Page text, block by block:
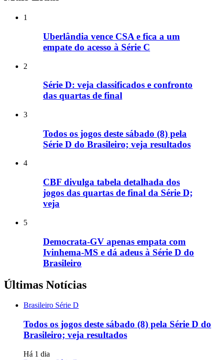
1
Uberlândia vence CSA e fica a um
empate do acesso à Série C
2
Série D: veja classificados e confronto
das quartas de final
3
Todos os jogos deste sábado (8) pela
Série D do Brasileiro; veja resultados
4
CBF divulga tabela detalhada dos
jogos das quartas de final da Série D;
veja
5
Democrata-GV apenas empata com
Ivinhema-MS e dá adeus à Série D do
Brasileiro
Últimas Notícias
Brasileiro Série D
Todos os jogos deste sábado (8) pela Série D do
Brasileiro; veja resultados
Há 1 dia